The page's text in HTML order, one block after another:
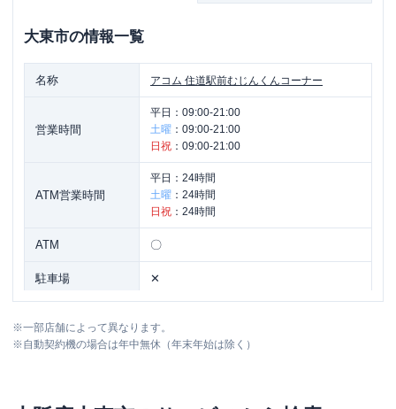
大東市の情報一覧
名称 アコム 住道駅前むじんくんコーナー
営業時間
平日： 09:00-21:00
土曜 ： 09:00-21:00
日祝 ： 09:00-21:00
ATM営業時間
平日： 24時間
土曜 ： 24時間
日祝 ： 24時間
ATM 〇
駐車場 ✕
※一部店舗によって異なります。
※自動契約機の場合は年中無休（年末年始は除く）